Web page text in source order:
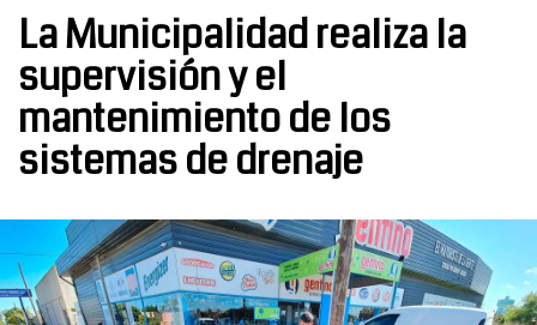
La Municipalidad realiza la
supervisión y el
mantenimiento de los
sistemas de drenaje